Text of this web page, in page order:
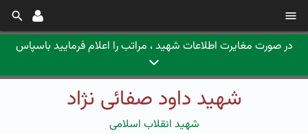
در صورت مغایرت اطلاعات شهید ، مراتب را اعلام فرمایید باسپاس
شهید داود صفائی نژاد
شهید انقلاب اسلامی